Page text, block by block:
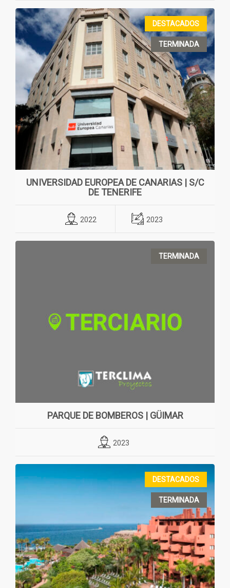
DESTACADOS
TERMINADA
UNIVERSIDAD EUROPEA DE CANARIAS | S/C
DE TENERIFE
2022 2023
TERMINADA
PARQUE DE BOMBEROS | GÜIMAR
2023
DESTACADOS
TERMINADA